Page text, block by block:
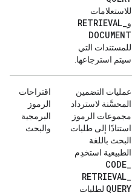
للاستعلامات
و RETRIEVAL_
DOCUMENT
للمستندات التي
سيتم استرجاعها.
عمليات التضمين
المحسَّنة لاسترداد
مجموعات الرموز
استنادًا إلى طلبات
البحث باللغة
الطبيعية استخدِم
CODE_
RETRIEVAL_
QUERY لطلبات
اقتراحات
الرموز
البرمجية
والبحث